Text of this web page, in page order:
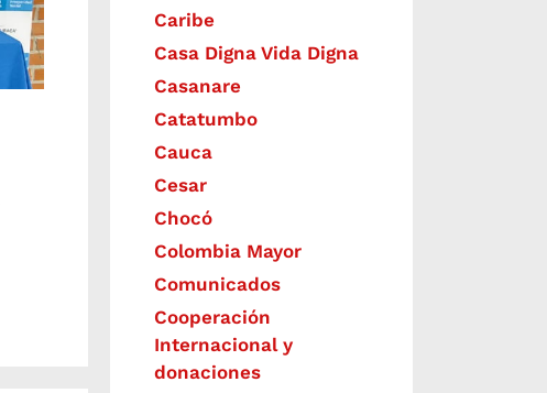
Caribe
Casa Digna Vida Digna
Casanare
Catatumbo
Cauca
Cesar
Chocó
Colombia Mayor
Comunicados
Cooperación
Internacional y
donaciones